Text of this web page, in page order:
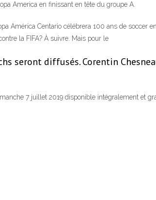
America en finissant en tête du groupe A.
América Centario célébrera 100 ans de soccer
la FIFA? À suivre. Mais pour le
seront diffusés. Corentin
7 juillet 2019 disponible intégralement et